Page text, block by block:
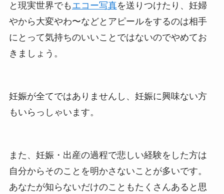
と現実世界でも エコー写真を送りつけたり、妊婦
やから大変やわ〜などとアピールをするのは相手
にとって気持ちのいいことではないのでやめてお
きましょう。
妊娠が全てではありませんし、妊娠に興味ない方
もいらっしゃいます。
また、妊娠・出産の過程で悲しい経験をした方は
自分からそのことを明かさないことが多いです。
あなたが知らないだけのこともたくさんあると思